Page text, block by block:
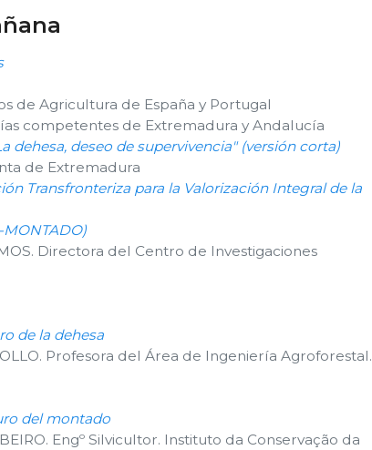
de Agricultura de España y Portugal
competentes de Extremadura y Andalucía
dehesa, deseo de supervivencia" (versión corta)
de Extremadura
Transfronteriza para la Valorización Integral de la
Directora del Centro de Investigaciones
de la dehesa
Profesora del Área de Ingeniería Agroforestal.
del montado
Engº Silvicultor. Instituto da Conservação da